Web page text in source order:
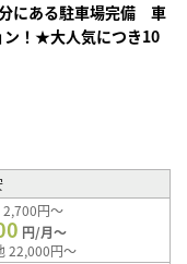
にある駐車場完備 車
ン！★大人気につき10
2,700円～
円/月～
22,000円～